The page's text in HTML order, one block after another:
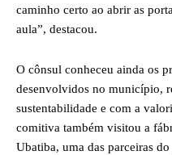
caminho certo ao abrir as
aula”, destacou.
O cônsul conheceu ainda os
desenvolvidos no município,
sustentabilidade e com a
comitiva também visitou a
Ubatiba, uma das parceiras